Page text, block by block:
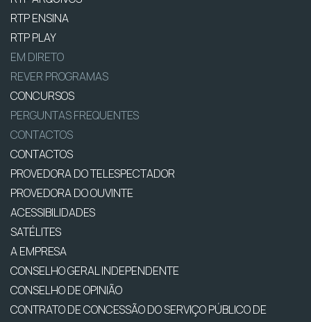
RTP ENSINA
RTP PLAY
EM DIRETO
REVER PROGRAMAS
CONCURSOS
PERGUNTAS FREQUENTES
CONTACTOS
CONTACTOS
PROVEDORA DO TELESPECTADOR
PROVEDORA DO OUVINTE
ACESSIBILIDADES
SATÉLITES
A EMPRESA
CONSELHO GERAL INDEPENDENTE
CONSELHO DE OPINIÃO
CONTRATO DE CONCESSÃO DO SERVIÇO PÚBLICO DE